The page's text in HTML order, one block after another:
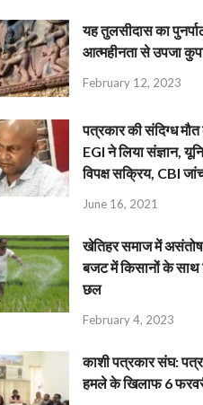
यह तुलसीदास का
आत्महीनता से उपजा
February 12, 2023
पत्रकार की संदिग्ध
EGI ने लिया संज्ञान,
विपक्ष सक्रिय, CBI
June 16, 2021
खेतिहर समाज में असंतोष
बजट में किसानों के साथ
छल
February 4, 2023
काशी पत्रकार संघ:
हमले के खिलाफ 6